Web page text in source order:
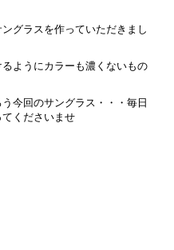
グラスを作っていただきまし
ようにカラーも濃くないもの
今回のサングラス・・・毎日
くださいませ